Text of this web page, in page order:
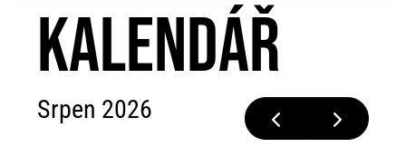
KALENDÁŘ
Srpen 2026